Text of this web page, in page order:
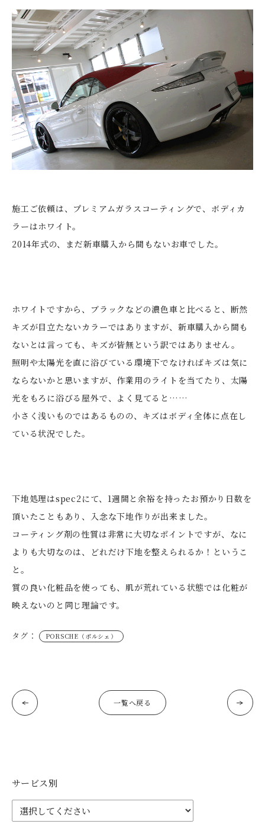
施工ご依頼は、プレミアムガラスコーティングで、ボディカ
ラーはホワイト。
2014年式の、まだ新車購入から間もないお車でした。
ホワイトですから、ブラックなどの濃色車と比べると、断然
キズが目立たないカラーではありますが、新車購入から間も
ないとは言っても、キズが皆無という訳ではありません。
照明や太陽光を直に浴びている環境下でなければキズは気に
ならないかと思いますが、作業用のライトを当てたり、太陽
光をもろに浴びる屋外で、よく見てると……
小さく浅いものではあるものの、キズはボディ全体に点在し
ている状況でした。
下地処理はspec2にて、1週間と余裕を持ったお預かり日数を
頂いたこともあり、入念な下地作りが出来ました。
コーティング剤の性質は非常に大切なポイントですが、なに
よりも大切なのは、どれだけ下地を整えられるか！というこ
と。
質の良い化粧品を使っても、肌が荒れている状態では化粧が
映えないのと同じ理論です。
タグ： PORSCHE（ポルシェ）
一覧へ戻る
サービス別